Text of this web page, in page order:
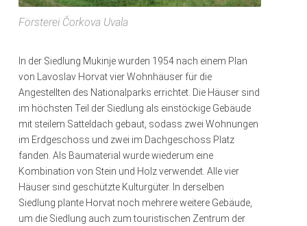
Försterei Čorkova Uvala
In der Siedlung Mukinje wurden 1954 nach einem Plan
von Lavoslav Horvat vier Wohnhäuser für die
Angestellten des Nationalparks errichtet. Die Häuser sind
im höchsten Teil der Siedlung als einstöckige Gebäude
mit steilem Satteldach gebaut, sodass zwei Wohnungen
im Erdgeschoss und zwei im Dachgeschoss Platz
fanden. Als Baumaterial wurde wiederum eine
Kombination von Stein und Holz verwendet. Alle vier
Häuser sind geschützte Kulturgüter. In derselben
Siedlung plante Horvat noch mehrere weitere Gebäude,
um die Siedlung auch zum touristischen Zentrum der